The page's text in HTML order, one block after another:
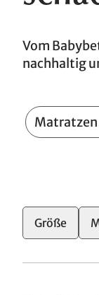
Vom
nachhaltig
Größe